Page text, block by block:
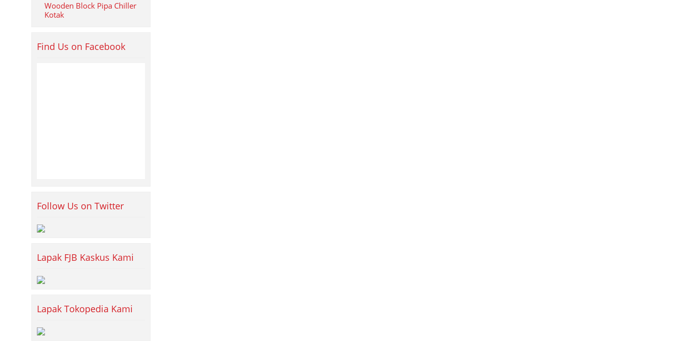
Wooden Block Pipa Chiller
Kotak
Find Us on Facebook
Follow Us on Twitter
Lapak FJB Kaskus Kami
Lapak Tokopedia Kami